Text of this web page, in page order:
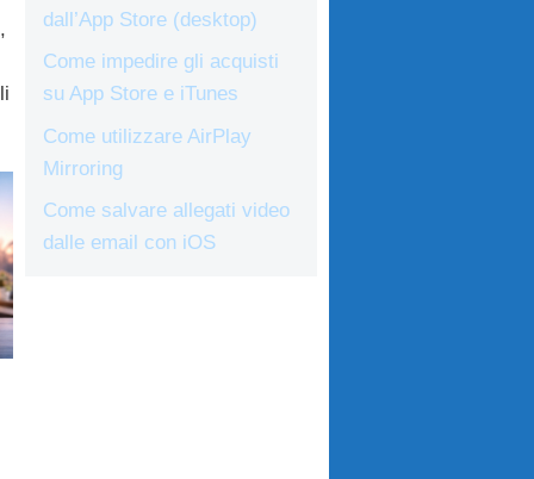
dall’App Store (desktop)
Come impedire gli acquisti
su App Store e iTunes
Come utilizzare AirPlay
Mirroring
Come salvare allegati video
dalle email con iOS